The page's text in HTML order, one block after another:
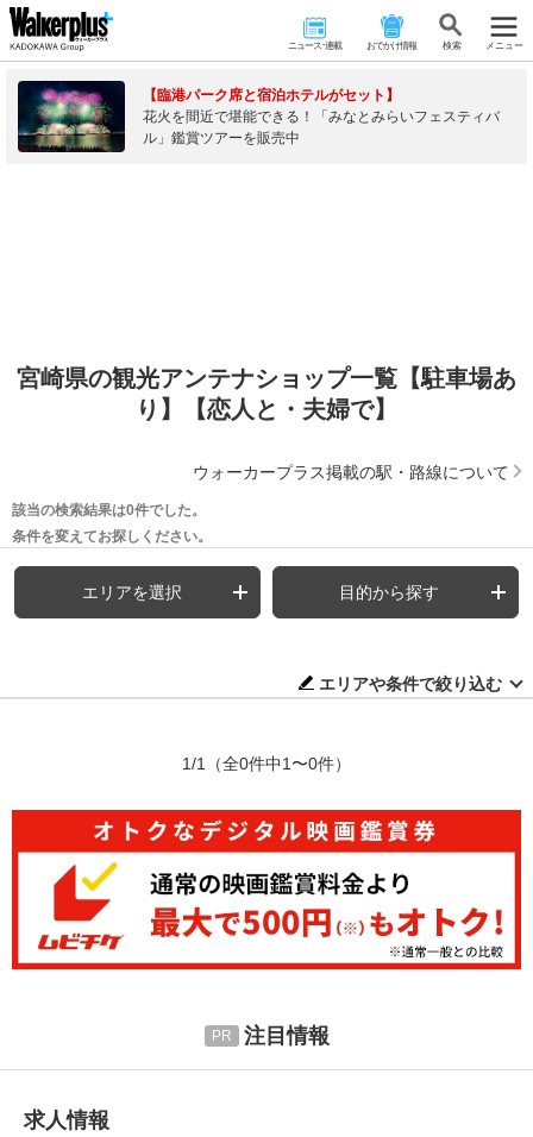
ニュース･連載 おでかけ情報 検 索 メニュー
【臨港パーク席と宿泊ホテルがセット】
花火を間近で堪能できる！「みなとみらいフェスティバ
ル」鑑賞ツアーを販売中
宮崎県の観光アンテナショップ一覧【駐車場あ
り】【恋人と・夫婦で】
ウォーカープラス掲載の駅・路線について
該当の検索結果は0件でした。
条件を変えてお探しください。
エリアを選択 目的から探す
エリアや条件で絞り込む
1/1 （全0件中1〜0件）
注目情報
求人情報